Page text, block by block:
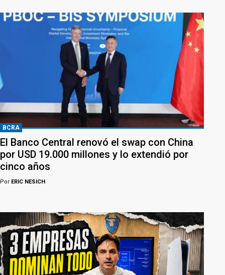
BCRA
El Banco Central renovó el swap con China
por USD 19.000 millones y lo extendió por
cinco años
Por ERIC NESICH